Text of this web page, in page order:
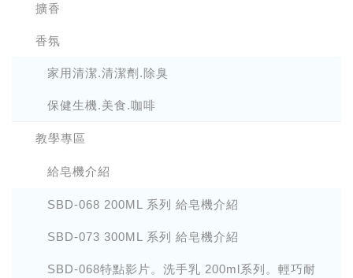
擴香
香氛
家用清潔.清潔劑.除臭
保健生機.美食.咖啡
教學專區
給皂機介紹
SBD-068 200ML 系列 給皂機介紹
SBD-073 300ML 系列 給皂機介紹
SBD-068特點影片。洗手乳 200ml系列。輕巧耐